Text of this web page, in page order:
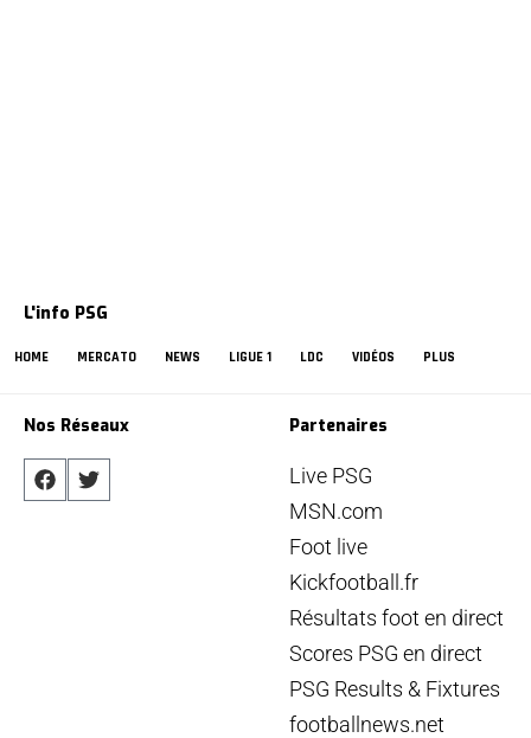
L'info PSG
HOME MERCATO NEWS LIGUE 1 LDC VIDÉOS PLUS
Nos Réseaux Partenaires
Live PSG
MSN.com
Foot live
Kickfootball.fr
Résultats foot en direct
Scores PSG en direct
PSG Results & Fixtures
footballnews.net